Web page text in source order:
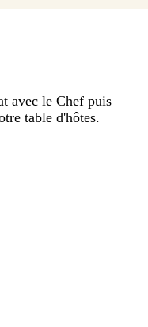
avec le Chef puis
table d'hôtes.